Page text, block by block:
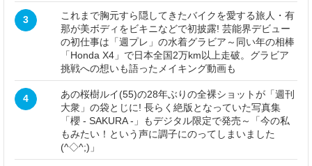
3
これまで胸元すら隠してきたバイクを愛する旅人・有
那が美ボディをビキニなどで初披露! 芸能界デビュー
の初仕事は「週プレ」の水着グラビア～同い年の相棒
「Honda X4」で日本全国2万km以上走破。グラビア
挑戦への想いも語ったメイキング動画も
4
あの桜樹ルイ(55)の28年ぶりの全裸ショットが「週刊
大衆」の袋とじに! 長らく絶版となっていた写真集
「櫻 - SAKURA -」もデジタル限定で発売～「今の私
もみたい！という声に調子にのってしまいました
(^◇^;)」